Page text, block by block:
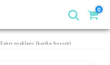
0
Ezüst nyaklánc (karika-hosszú)